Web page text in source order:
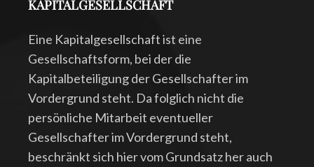
KAPITALGESELLSCHAFT
Eine Kapitalgesellschaft ist eine
Gesellschaftsform, bei der die
Kapitalbeteiligung der Gesellschafter im
Vordergrund steht. Da folglich nicht die
persönliche Mitarbeit eventueller
Gesellschafter im Vordergrund steht,
beschränkt sich hier vom Grundsatz her auch